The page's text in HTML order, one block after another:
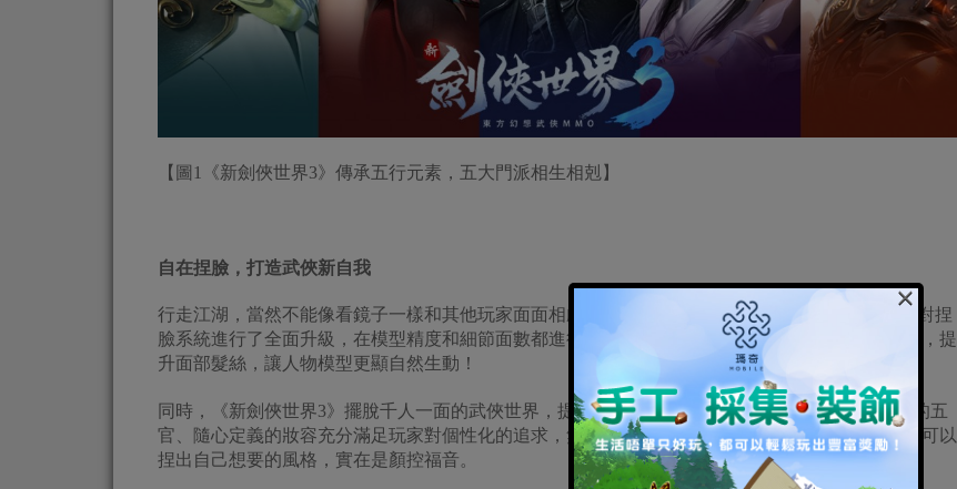
【圖1《新劍俠世界3》傳承五行元素，五大門派相生相剋】
自在捏臉，打造武俠新自我
行走江湖，當然不能像看鏡子一樣和其他玩家面面相覷。《新劍俠世界3》透過次時代3D引擎技術對捏
臉系統進行了全面升級，在模型精度和細節面數都進行提升，重繪肌理以模擬更加真實的皮膚質感，提
升面部髮絲，讓人物模型更顯自然生動！
同時，《新劍俠世界3》擺脫千人一面的武俠世界，提供超過百種捏臉數據可隨心訂製。自由調節的五
官、隨心定義的妝容充分滿足玩家對個性化的追求，無論是小家碧玉、傲嬌御姐或是英姿颯爽，都可以
捏出自己想要的風格，實在是顏控福音。
×